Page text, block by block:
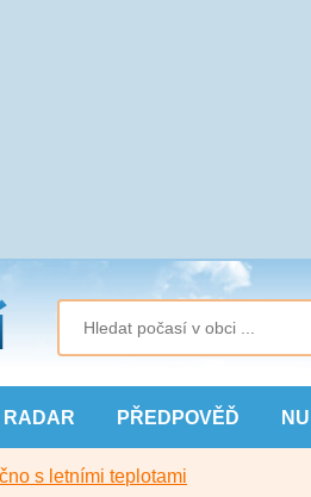
RADAR PŘEDPOVĚĎ
s letními teplotami